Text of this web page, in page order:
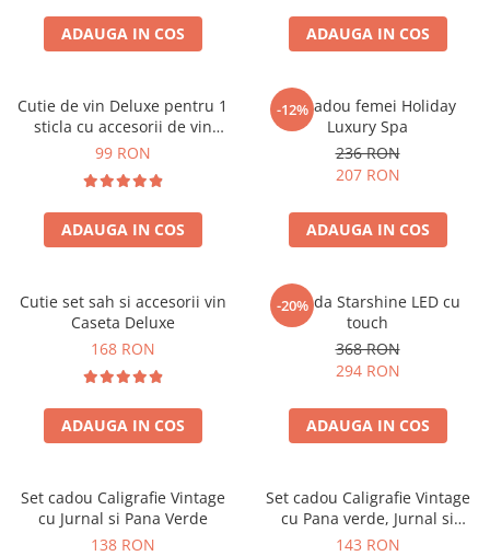
ADAUGA IN COS ADAUGA IN COS
Cutie de vin Deluxe pentru 1
sticla cu accesorii de vin
incluse piele ecologica de
99 RON
ADAUGA IN COS
-12%
Set cadou femei Holiday
Luxury Spa
236 RON
207 RON
ADAUGA IN COS
Cutie set sah si accesorii vin
Caseta Deluxe
168 RON
ADAUGA IN COS
-20%
Oglinda Starshine LED cu
touch
368 RON
294 RON
ADAUGA IN COS
Set cadou Caligrafie Vintage
cu Jurnal si Pana Verde
138 RON
Set cadou Caligrafie Vintage
cu Pana verde, Jurnal si
Suport pentru stilou, 9 piese
143 RON